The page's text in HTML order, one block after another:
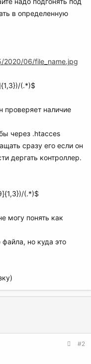
в определенную
06/file_name.jpg
(.*)$
проверяет наличие
через .htacces
сразу его если он
дергать контроллер.
(.*)$
могу понять как
но куда это
#2